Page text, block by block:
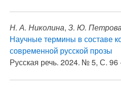
Н. А. Николина, З. Ю.
Научные термины в составе
современной русской прозы
Русская речь. 2024. № 5, С. 96